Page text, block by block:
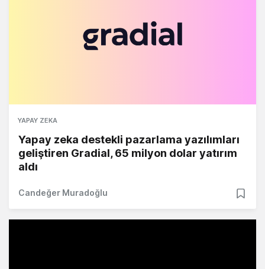
YAPAY ZEKA
Yapay zeka destekli pazarlama yazılımları
geliştiren Gradial, 65 milyon dolar yatırım
aldı
Candeğer Muradoğlu